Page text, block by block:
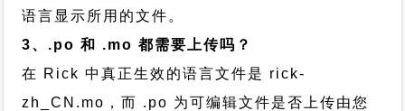
语言显示所用的文件。
3、.po 和 .mo 都需要上传吗？
在 Rick 中真正生效的语言文件是 rick-
zh_CN.mo，而 .po 为可编辑文件是否上传由您